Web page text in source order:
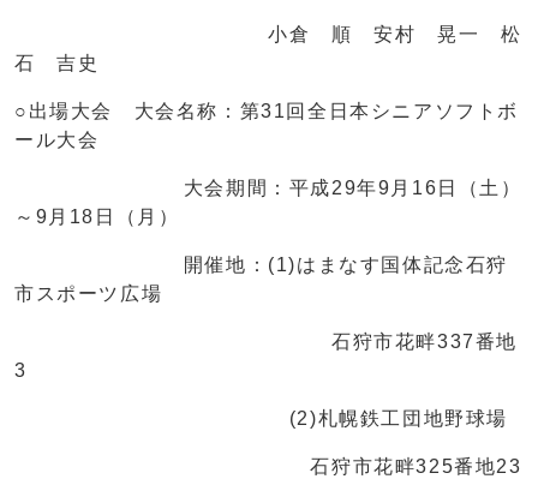
小倉 順 安村 晃一 松
石 吉史
○出場大会 大会名称：第31回全日本シニアソフトボ
ール大会
大会期間：平成29年9月16日（土）
～9月18日（月）
開催地：(1)はまなす国体記念石狩
市スポーツ広場
石狩市花畔337番地
3
(2)札幌鉄工団地野球場
石狩市花畔325番地23